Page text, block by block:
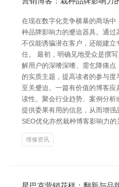
在现在数字化竞争横暴的商场
种品牌影响力的蹙迫器具。通过
不仅能诱骗潜在客户，还能建立
任。 最初，明确见地受众是撰
解用户的深嗜深嗜、需乞降痛点
的实质主题，提高读者的参与
至关蹙迫。一篇有价值的博客
读性。聚会行业趋势、案例分
提供委果有用的信息，从而增强
SEO优化亦然栽种博客影响力的
维修资讯